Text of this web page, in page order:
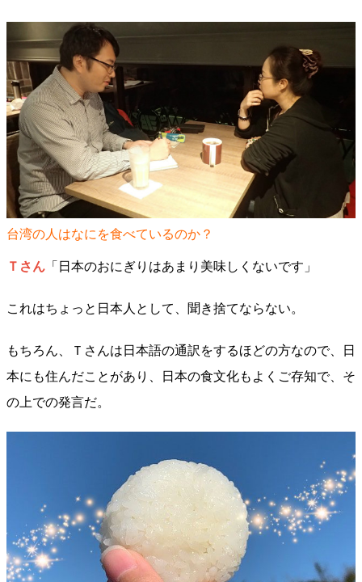
台湾の人はなにを食べているのか？
Ｔさん 「日本のおにぎりはあまり美味しくないです」
これはちょっと日本人として、聞き捨てならない。
もちろん、Ｔさんは日本語の通訳をするほどの方なので、日
本にも住んだことがあり、日本の食文化もよくご存知で、そ
の上での発言だ。